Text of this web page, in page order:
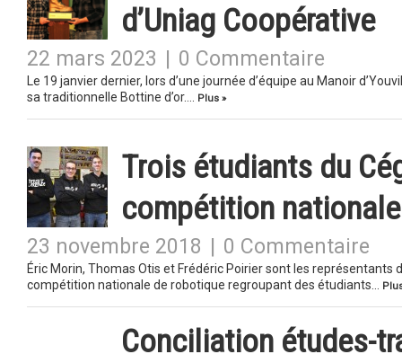
d’Uniag Coopérative
22 mars 2023 0 Commentaire
Le 19 janvier dernier, lors d’une journée d’équipe au Manoir
sa traditionnelle Bottine d’or….
Plus »
Trois étudiants du
compétition
23 novembre 2018 0 Commentaire
Éric Morin, Thomas Otis et Frédéric Poirier sont les représentants
compétition nationale de robotique regroupant des étudiants…
Conciliation études-